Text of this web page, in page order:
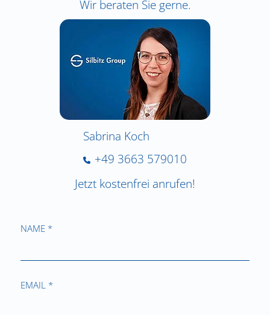
Wir beraten Sie gerne.
Sabrina Koch
+49 3663 579010
Jetzt kostenfrei anrufen!
NAME *
EMAIL *